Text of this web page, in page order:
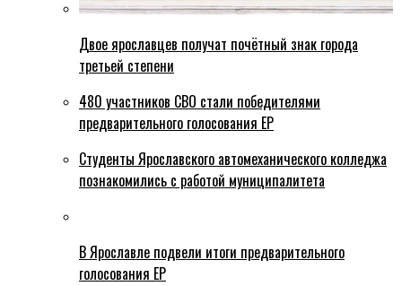
Двое ярославцев получат почётный знак города
третьей степени
480 участников СВО стали победителями
предварительного голосования ЕР
Студенты Ярославского автомеханического колледжа
познакомились с работой муниципалитета
В Ярославле подвели итоги предварительного
голосования ЕР